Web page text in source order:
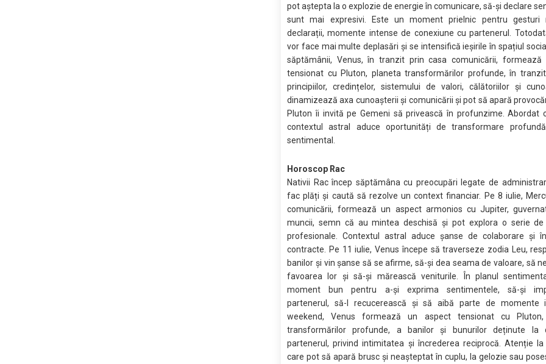
pot aștepta la o explozie de energie în comunicare, să-și declare
sunt mai expresivi. Este un moment prielnic pentru gesturi
declarații, momente intense de conexiune cu partenerul.
vor face mai multe deplasări și se intensifică ieșirile în spațiul
săptămânii, Venus, în tranzit prin casa comunicării, formează
tensionat cu Pluton, planeta transformărilor profunde, în
principiilor, credințelor, sistemului de valori, călătoriilor și
dinamizează axa cunoașterii și comunicării și pot să apară
Pluton îi invită pe Gemeni să privească în profunzime. Abordat
contextul astral aduce oportunități de transformare
sentimental.
Horoscop Rac
Nativii Rac încep săptămâna cu preocupări legate de
fac plăți și caută să rezolve un context financiar. Pe 8 iulie,
comunicării, formează un aspect armonios cu Jupiter,
muncii, semn că au mintea deschisă și pot explora o serie de
profesionale. Contextul astral aduce șanse de colaborare și
contracte. Pe 11 iulie, Venus începe să traverseze zodia Leu,
banilor și vin șanse să se afirme, să-și dea seama de valoare, să
favoarea lor și să-și mărească veniturile. În planul
moment bun pentru a-și exprima sentimentele, să-și
partenerul, să-l recucerească și să aibă parte de momente
weekend, Venus formează un aspect tensionat cu
transformărilor profunde, a banilor și bunurilor deținute la
partenerul, privind intimitatea și încrederea reciprocă. Atenție la
care pot să apară brusc și neașteptat în cuplu, la gelozie sau